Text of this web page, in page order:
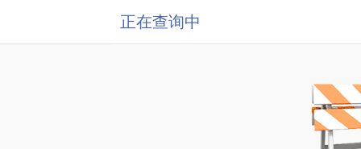
正在查询中